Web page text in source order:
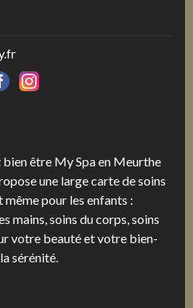
être My Spa en Meurthe
une large carte de soins
pour les enfants :
mains, soins du corps, soins
votre beauté et votre bien-
sérénité.